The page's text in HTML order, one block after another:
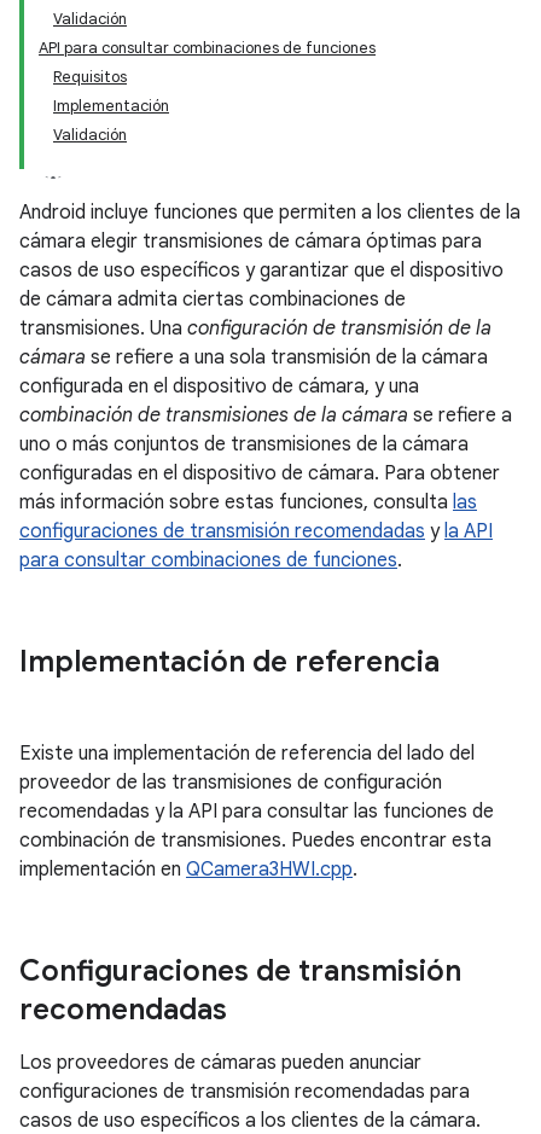
Validación
API para consultar combinaciones de funciones
Requisitos
Implementación
Validación
Android incluye funciones que permiten a los clientes de la
cámara elegir transmisiones de cámara óptimas para
casos de uso específicos y garantizar que el dispositivo
de cámara admita ciertas combinaciones de
transmisiones. Una configuración de transmisión de la
cámara se refiere a una sola transmisión de la cámara
configurada en el dispositivo de cámara, y una
combinación de transmisiones de la cámara se refiere a
uno o más conjuntos de transmisiones de la cámara
configuradas en el dispositivo de cámara. Para obtener
más información sobre estas funciones, consulta las
configuraciones de transmisión recomendadas yla API
para consultar combinaciones de funciones.
Implementación de referencia
Existe una implementación de referencia del lado del
proveedor de las transmisiones de configuración
recomendadas y la API para consultar las funciones de
combinación de transmisiones. Puedes encontrar esta
implementación en QCamera3HWI.cpp.
Configuraciones de transmisión
recomendadas
Los proveedores de cámaras pueden anunciar
configuraciones de transmisión recomendadas para
casos de uso específicos a los clientes de la cámara.